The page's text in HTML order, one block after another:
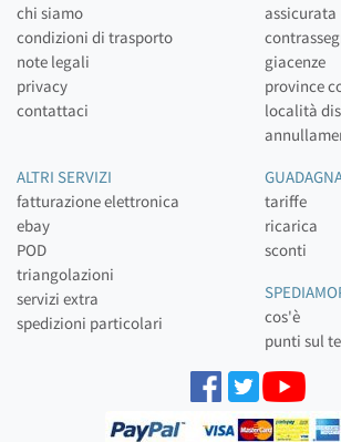
chi siamo
condizioni di trasporto
note legali
privacy
contattaci
assicurata
giacenze
province
località
ALTRI SERVIZI
fatturazione elettronica
ebay
POD
triangolazioni
servizi extra
spedizioni particolari
tariffe
ricarica
sconti
cos'è
punti sul